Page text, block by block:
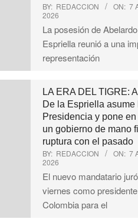
BY: REDACCION ON: 7
2026
La posesión de
Espriella reunió a una
representación
LA ERA DEL TIGRE:
De la Espriella asume
Presidencia y pone en
un gobierno de mano
ruptura con el pasado
BY: REDACCION ON: 7
2026
El nuevo mandatario
viernes como
Colombia para el